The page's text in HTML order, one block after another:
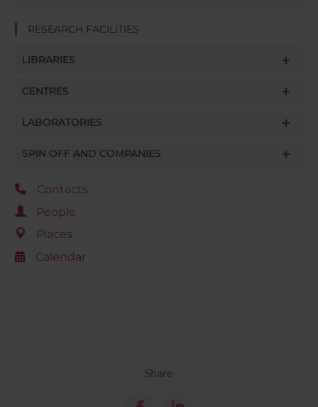
RESEARCH FACILITIES
LIBRARIES
CENTRES
LABORATORIES
SPIN OFF AND COMPANIES
Contacts
People
Places
Calendar
Share